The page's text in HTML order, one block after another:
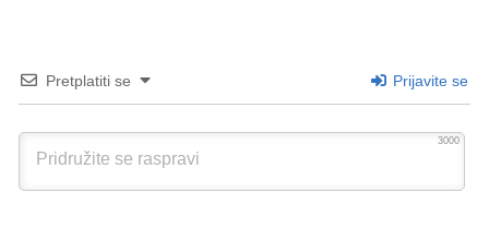
Pretplatiti se Prijavite se
3000